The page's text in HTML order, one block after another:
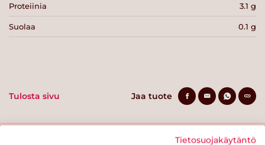
Proteiinia 3.1 g
Suolaa 0.1 g
Tulosta sivu Jaa tuote
Tietosuojakäytäntö